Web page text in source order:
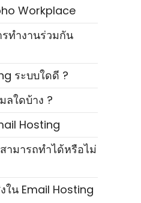
Workplace
ทำงานร่วมกัน
ระบบใดดี ?
ลใดบ้าง ?
Hosting
ามารถทำได้หรือไม่
ใน Email Hosting